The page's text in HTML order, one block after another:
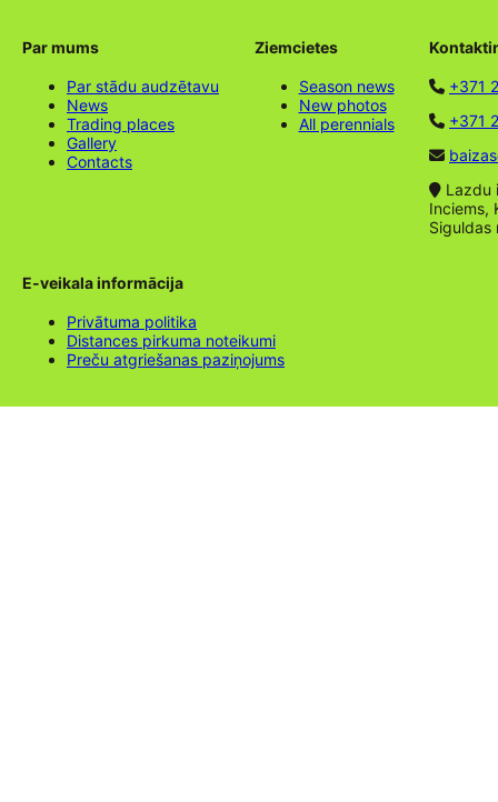
Par mums
Par stādu audzētavu
News
Trading places
Gallery
Contacts
Ziemcietes
Season news
New photos
All perennials
+371
+371
Lazdu
Inciems,
Siguldas
E-veikala informācija
Privātuma politika
Distances pirkuma noteikumi
Preču atgriešanas paziņojums